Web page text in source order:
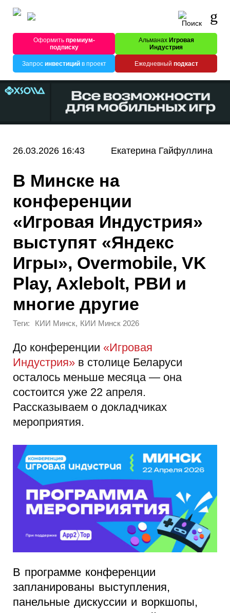
Оформитьпремиум-
подписку
Альманах Игровая
Индустрия
Запрос инвестицийв проект Ежедневный подкаст
26.03.2026 16:43 Екатерина Гайфуллина
В Минске на
конференции
«Игровая Индустрия»
выступят «Яндекс
Игры», Overmobile, VK
Play, Axlebolt, РВИ и
многие другие
Теги: КИИ Минск, КИИ Минск 2026
До конференции «Игровая
Индустрия» в столице Беларуси
осталось меньше месяца — она
состоится уже 22 апреля.
Рассказываем о докладчиках
мероприятия.
В программе конференции
запланированы выступления,
панельные дискуссии и воркшопы,